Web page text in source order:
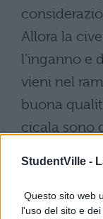
StudentVille -
Questo sito web
l'uso del sito e
Allora la
l'inganno e
vieni nel
buona
cicala sono
volo con
ma la
la cicala.